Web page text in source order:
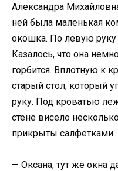
Александра
ней была маленькая
окошка. По левую руку
Казалось, что она
горбится. Вплотную к
старый стол, который
руку. Под кроватью
стене висело
прикрыты салфетками.
— Оксана, тут же окна